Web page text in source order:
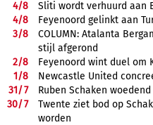
4/8
Sliti wordt verhuurd aan
4/8
Feyenoord gelinkt aan
3/8
COLUMN: Atalanta
stijl afgerond
2/8
Feyenoord wint duel om
1/8
Newcastle United
31/7
Ruben Schaken
30/7
Twente ziet bod op
worden